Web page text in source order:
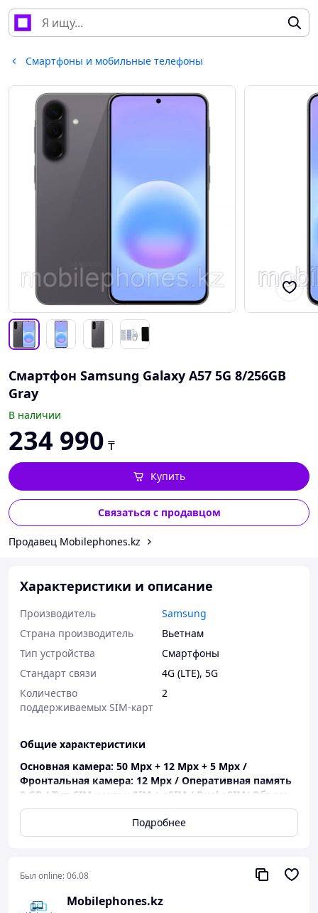
Смартфоны и мобильные телефоны
Смартфон Samsung Galaxy A57 5G 8/256GB
Gray
В наличии
234 990 ₸
Купить
Связаться с продавцом
Продавец Mobilephones.kz
Характеристики и описание
Производитель
Samsung
Страна производитель
Вьетнам
Тип устройства
Смартфоны
Стандарт связи
4G (LTE), 5G
Количество
поддерживаемых SIM-карт
2
Общие характеристики
Основная камера: 50 Mpx + 12 Mpx + 5 Mpx /
Фронтальная камера: 12 Mpx / Оперативная память
8 GB / Тип SIM карты: SIM + eSIM / Dual eSIM / Объем
встроенной памяти: 256 GB / Диагональ дисплея:
6,7″ / NFC: Да / Количество SIM-карт: 2 /
Операционная система: Android 16 / Процессор
Функции и особенности: Поддержка 4G,
Пыле/-влагозащита, Поддержка 5G, Тройная камера
Подробнее
Был online:06.08
Mobilephones.kz